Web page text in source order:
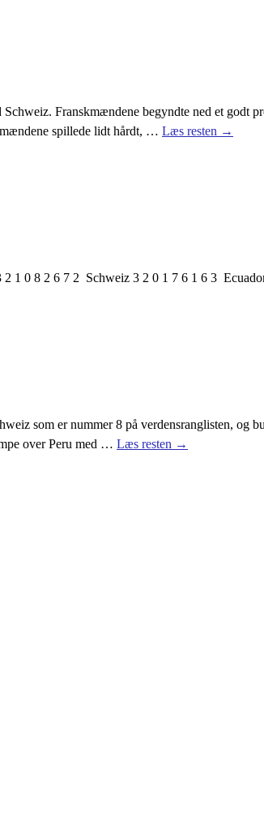
Franskmændene begyndte ned et godt
spillede lidt hårdt, … Læs resten →
0 8 2 6 7 2 Schweiz 3 2 0 1 7 6 1 6 3
som er nummer 8 på verdensranglisten, og
over Peru med … Læs resten →